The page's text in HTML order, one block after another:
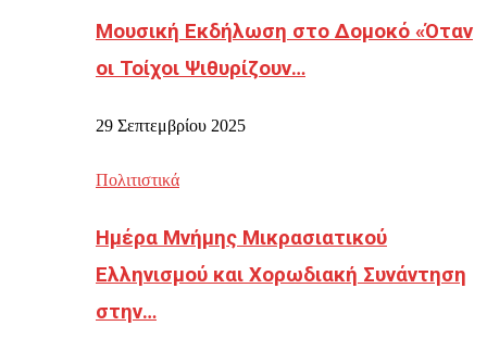
Μουσική Εκδήλωση στο Δομοκό «Όταν
οι Τοίχοι Ψιθυρίζουν…
29 Σεπτεμβρίου 2025
Πολιτιστικά
Ημέρα Μνήμης Μικρασιατικού
Ελληνισμού και Χορωδιακή Συνάντηση
στην…